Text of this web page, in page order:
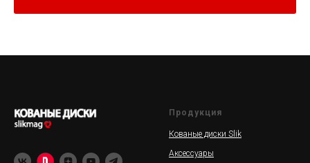
Продукция
Кованые диски Slik
Аксессуары